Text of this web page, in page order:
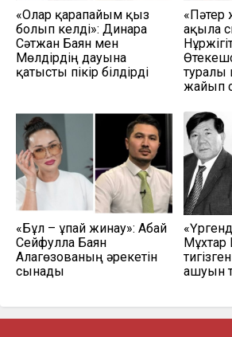
«Олар қарапайым қыз
болып келді»: Динара
Сәтжан Баян мен
Мөлдірдің дауына
қатысты пікір білдірді
«Пәтер
ақылға
жайып
«Бұл – ұпай жинау»: Абай
Сейфулла Баян
Алагөзованың әрекетін
сынады
Мұхтар
ашуын